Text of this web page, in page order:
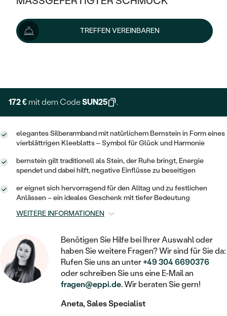
KLASSISCH
MEMOIRE
VINTAGE
AUSSERGEWÖHNLICHE
GEHÄMMERTE
IM SET
GÜNSTIG
MIT MEHREREN DIAMANTEN
HALO
VINTAGE
AUSSERGEWÖHNLICH
GESTALTE EINEN RING
WÄHLE EINEN RING
DIAMANTEN ZUM EINFASSEN
LAB GROWN DIAMANTEN ZUM
EINFASSEN
FARBIGE DIAMANTEN ZUM EINFASSEN
AUSVERKAUF
WENN SCHMUCK HILFT
OHRRINGE
ANHÄNGER / KETTEN
ARMBÄNDER
SCHMUCKSET
HERRENSCHMUCK
SCHMUCK FÜR KINDER
BROSCHEN
SCHMUCKZUBEHÖR
PLATIN
OHRSTECKER
MINIMALISTISCHE
OHRHÄNGER
SOLITÄR
HERZ
PIERCINGS
GOLD
SILBER
NACH STYL
ZUR GEBURT EINES KINDES
PERSONALISIERT
MIT STERNZEICHEN
MINIMALISTISCH
MEDAILLON
KETTEN
HERZKETTEN
AUSVERKAUF
SILBER
NACH STYL
MINIMALISTISCHE
SIEGELRINGE
PERSONALISIERT
NACH EDELSTEIN
TREFFEN VEREINBAREN
229 €
172 € mit dem CodeSUN25 .
elegantes Silberarmband mit natürlichem Bernstein in Form eines
vierblättrigen Kleeblatts – Symbol für Glück und Harmonie
bernstein gilt traditionell als Stein, der Ruhe bringt, Energie
spendet und dabei hilft, negative Einflüsse zu beseitigen
er eignet sich hervorragend für den Alltag und zu festlichen
Anlässen – ein ideales Geschenk mit tiefer Bedeutung
WEITERE INFORMATIONEN
Benötigen Sie Hilfe bei Ihrer Auswahl oder
haben Sie weitere Fragen? Wir sind für Sie da:
Rufen Sie uns an unter+49 304 6690376
oder schreiben Sie uns eine E-Mail an
fragen@eppi.de. Wir beraten Sie gern!
Aneta, Sales Specialist